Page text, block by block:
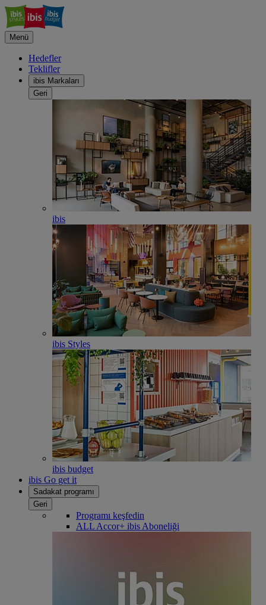
Menü
Hedefler
Teklifler
ibis Markaları
Geri
ibis
ibis Styles
ibis budget
ibis Go get it
Sadakat programı
Geri
Programı keşfedin
ALL Accor+ ibis Aboneliği